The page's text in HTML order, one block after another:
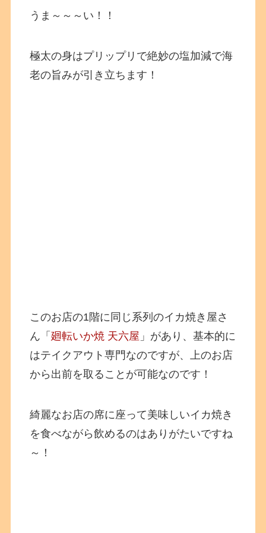
うま～～～い！！
極太の身はプリップリで絶妙の塩加減で海
老の旨みが引き立ちます！
このお店の1階に同じ系列のイカ焼き屋さ
ん「廻転いか焼 天六屋 」があり、基本的に
はテイクアウト専門なのですが、上のお店
から出前を取ることが可能なのです！
綺麗なお店の席に座って美味しいイカ焼き
を食べながら飲めるのはありがたいですね
～！